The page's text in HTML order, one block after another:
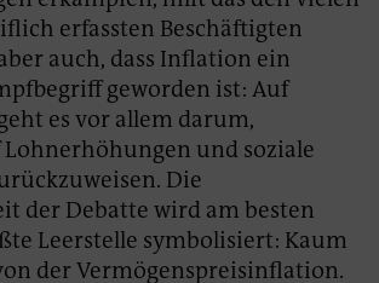
erfassten Beschäftigten
auch, dass Inflation ein
geworden ist: Auf
es vor allem darum,
und soziale
Die
der Debatte wird am besten
Leerstelle symbolisiert: Kaum
der Vermögenspreisinflation.